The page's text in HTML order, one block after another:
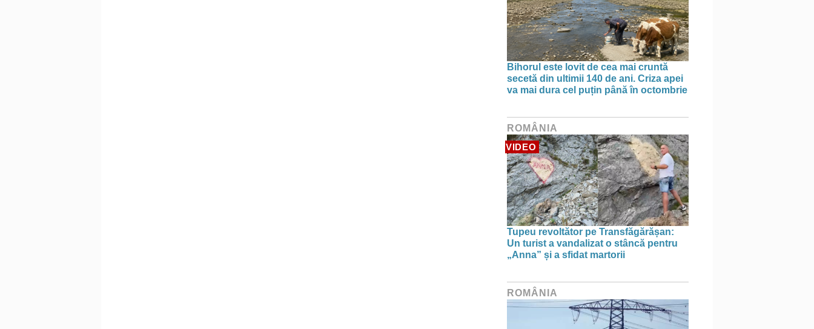
Bihorul este lovit de cea mai cruntă
secetă din ultimii 140 de ani. Criza apei
va mai dura cel puțin până în octombrie
ROMÂNIA
VIDEO
Tupeu revoltător pe Transfăgărășan:
Un turist a vandalizat o stâncă pentru
„Anna” și a sfidat martorii
ROMÂNIA